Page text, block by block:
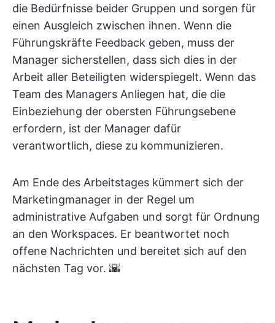
die Bedürfnisse beider Gruppen und sorgen für
einen Ausgleich zwischen ihnen. Wenn die
Führungskräfte Feedback geben, muss der
Manager sicherstellen, dass sich dies in der
Arbeit aller Beteiligten widerspiegelt. Wenn das
Team des Managers Anliegen hat, die die
Einbeziehung der obersten Führungsebene
erfordern, ist der Manager dafür
verantwortlich, diese zu kommunizieren.
Am Ende des Arbeitstages kümmert sich der
Marketingmanager in der Regel um
administrative Aufgaben und sorgt für Ordnung
an den Workspaces. Er beantwortet noch
offene Nachrichten und bereitet sich auf den
nächsten Tag vor. 🌇